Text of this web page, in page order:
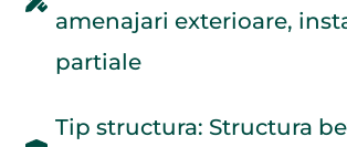
amenajari exterioare,
partiale
Tip structura: Structura